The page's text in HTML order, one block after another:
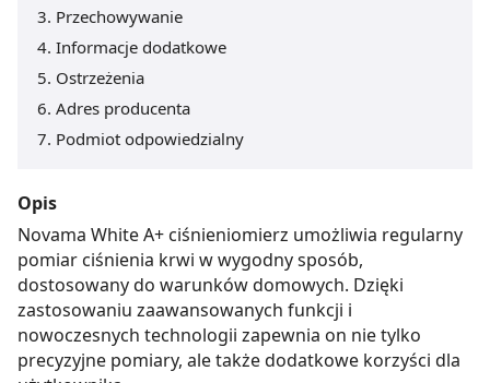
Przechowywanie
Informacje dodatkowe
Ostrzeżenia
Adres producenta
Podmiot odpowiedzialny
Opis
Novama White A+ ciśnieniomierz umożliwia regularny
pomiar ciśnienia krwi w wygodny sposób,
dostosowany do warunków domowych. Dzięki
zastosowaniu zaawansowanych funkcji i
nowoczesnych technologii zapewnia on nie tylko
precyzyjne pomiary, ale także dodatkowe korzyści dla